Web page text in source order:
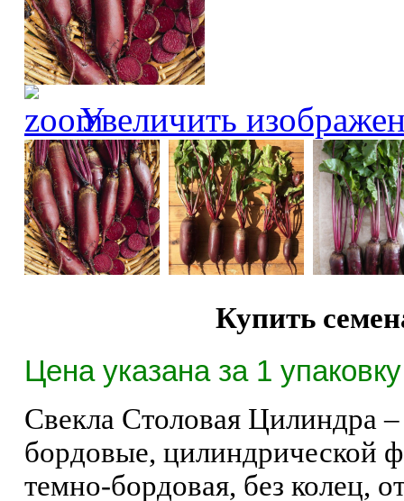
Увеличить
Купить
Цена указана за 1
Свекла Столовая Цилиндра
бордовые, цилиндрической
темно-бордовая, без колец,